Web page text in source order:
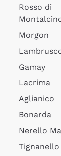
Rosso di
Morgon
Gamay
Lacrima
Aglianico
Bonarda
Nerello
Tignanello